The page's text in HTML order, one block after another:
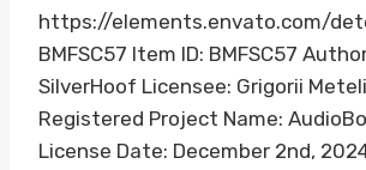
https://elements.envato.com/
BMFSC57 Item ID: BMFSC57
SilverHoof Licensee: Grigorii
Registered Project Name:
License Date: December 2nd,